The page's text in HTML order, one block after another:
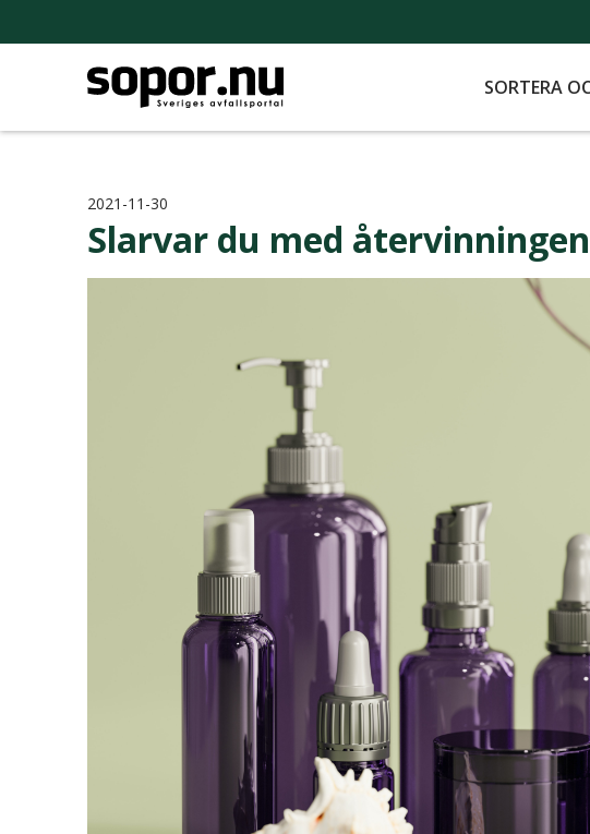
SORTERA
2021-11-30
Slarvar du med